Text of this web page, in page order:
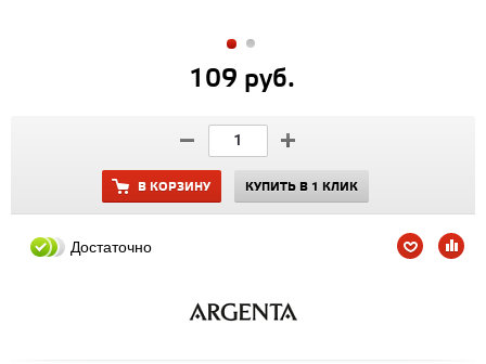
109 руб.
В КОРЗИНУ КУПИТЬ В 1 КЛИК
Достаточно